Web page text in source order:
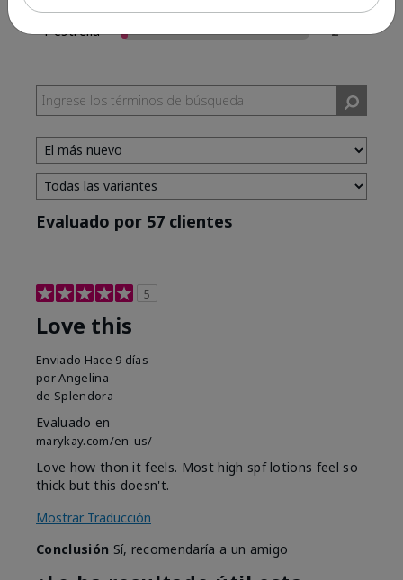
1 estrella
2
Evaluado por 57 clientes
5
Love this
Enviado Hace 9 días
porAngelina
de Splendora
Evaluado en
marykay.com/en-us/
Love how thon it feels. Most high spf lotions feel so
thick but this doesn't.
Mostrar Traducción
Conclusión Sí, recomendaría a un amigo